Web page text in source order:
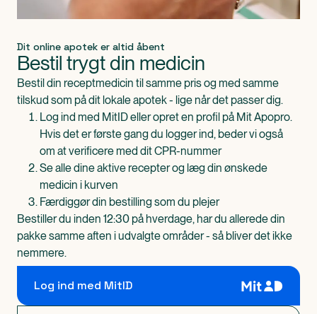
Dit online apotek er altid åbent
Bestil trygt din medicin
Bestil din receptmedicin til samme pris og med samme
tilskud som på dit lokale apotek - lige når det passer dig.
Log ind med MitID eller opret en profil på Mit Apopro.
Hvis det er første gang du logger ind, beder vi også
om at verificere med dit CPR-nummer
Se alle dine aktive recepter og læg din ønskede
medicin i kurven
Færdiggør din bestilling som du plejer
Bestiller du inden 12:30 på hverdage, har du allerede din
pakke samme aften i udvalgte områder - så bliver det ikke
nemmere.
Log ind med MitID